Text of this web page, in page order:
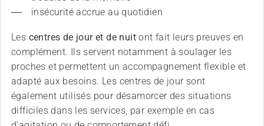
insécurité accrue au quotidien
Les centres de jour et de nuitont fait leurs preuves en
complément. Ils servent notamment à soulager les
proches et permettent un accompagnement flexible et
adapté aux besoins. Les centres de jour sont
également utilisés pour désamorcer des situations
difficiles dans les services, par exemple en cas